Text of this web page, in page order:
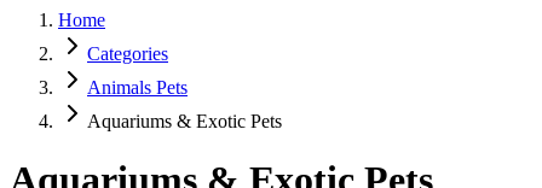
Home
Categories
Animals Pets
Aquariums & Exotic Pets